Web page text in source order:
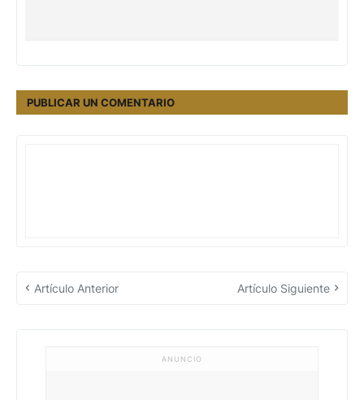
PUBLICAR UN COMENTARIO
Artículo Anterior Artículo Siguiente
ANUNCIO